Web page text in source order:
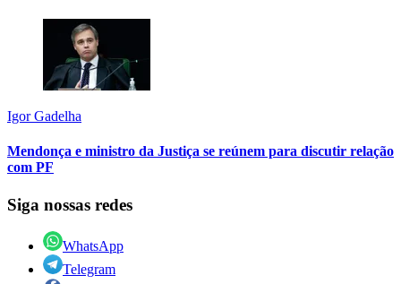
Igor Gadelha
Mendonça e ministro da Justiça se reúnem para discutir relação
com PF
Siga nossas redes
WhatsApp
Telegram